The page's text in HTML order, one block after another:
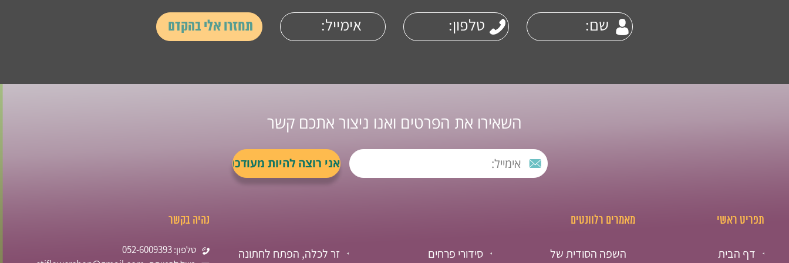
השאירו את הפרטים ואנו ניצור אתכם קשר
תפריט ראשי
דף הבית
מאמרים רלוונטים
השפה הסודית של סידורי פרחים זר לכלה, הפתח לחתונה
נהיה בקשר
טלפון: 052-6009393